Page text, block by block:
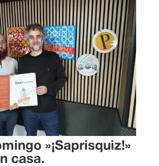
»¡Saprisquiz!»
casa.